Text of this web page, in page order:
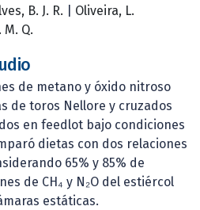
B. J. R.
Oliveira, L.
M. Q.
de metano y óxido nitroso
de toros Nellore y cruzados
en feedlot bajo condiciones
dietas con dos relaciones
65% y 85% de
de CH₄ y N₂O del estiércol
estáticas.